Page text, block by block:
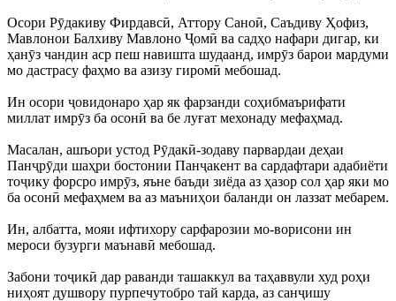
Осори Рӯдакиву Фирдавсӣ, Аттору Саноӣ, Саъдиву Ҳофиз,
Мавлонои Балхиву Мавлоно Ҷомӣ ва садҳо нафари дигар, ки
ҳанӯз чандин аср пеш навишта шудаанд, имрӯз барои мардуми
мо дастрасу фаҳмо ва азизу гиромӣ мебошад.
Ин осори ҷовидонаро ҳар як фарзанди соҳибмаърифати
миллат имрӯз ба осонӣ ва бе луғат мехонаду мефаҳмад.
Масалан, ашъори устод Рӯдакӣ-зодаву парвардаи деҳаи
Панҷрӯди шаҳри бостонии Панҷакент ва сардафтари адабиёти
тоҷику форсро имрӯз, яъне баъди зиёда аз ҳазор сол ҳар яки мо
ба осонӣ мефаҳмем ва аз маъниҳои баланди он лаззат мебарем.
Ин, албатта, мояи ифтихору сарфарозии мо-ворисони ин
мероси бузурги маънавӣ мебошад.
Забони тоҷикӣ дар раванди ташаккул ва таҳаввули худ роҳи
ниҳоят душвору пурпечутобро тай карда, аз санҷишу